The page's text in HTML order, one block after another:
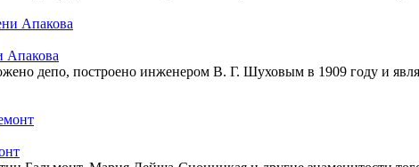
Апакова
депо, построено инженером В. Г. Шуховым в 1909 году и